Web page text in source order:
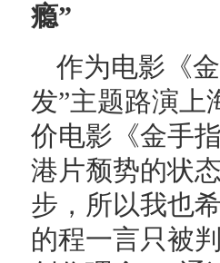
瘾”
作为电影《
发”主题路演上
价电影《金手
港片颓势的状
步，所以我也
的程一言只被